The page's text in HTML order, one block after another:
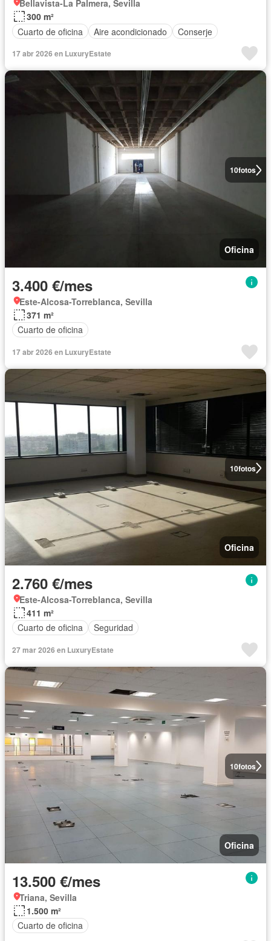
Bellavista-La Palmera, Sevilla
300 m²
Cuarto de oficina
Aire acondicionado Conserje
17 abr 2026 en LuxuryEstate
10fotos
Oficina
3.400 €/mes
Este-Alcosa-Torreblanca, Sevilla
371 m²
Cuarto de oficina
17 abr 2026 en LuxuryEstate
10fotos
Oficina
2.760 €/mes
Este-Alcosa-Torreblanca, Sevilla
411 m²
Cuarto de oficina
Seguridad
27 mar 2026 en LuxuryEstate
10fotos
Oficina
13.500 €/mes
Triana, Sevilla
1.500 m²
Cuarto de oficina